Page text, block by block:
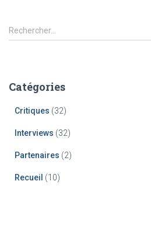
Rechercher…
Catégories
Critiques (32)
Interviews (32)
Partenaires (2)
Recueil (10)